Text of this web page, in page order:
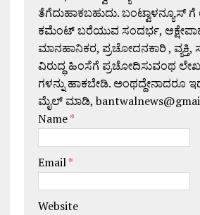
ತೆಗೆದುಹಾಕಬಹುದು. ಬಂಟ್ವಾಳನ್ಯೂಸ್
ಕಮೆಂಟ್ ಬರೆಯುವ ಸಂದರ್ಭ,
ಮಾನಹಾನಿಕರ, ಪ್ರಚೋದನಕಾರಿ ,
ವಿರುದ್ಧ ಹಿಂಸೆಗೆ ಪ್ರಚೋದಿಸುವಂಥ
ಗಳನ್ನು ಹಾಕಬೇಡಿ. ಅಂಥದ್ದೇನಾದರೂ
ಮೈಲ್ ಮಾಡಿ,
Name*
Email*
Website